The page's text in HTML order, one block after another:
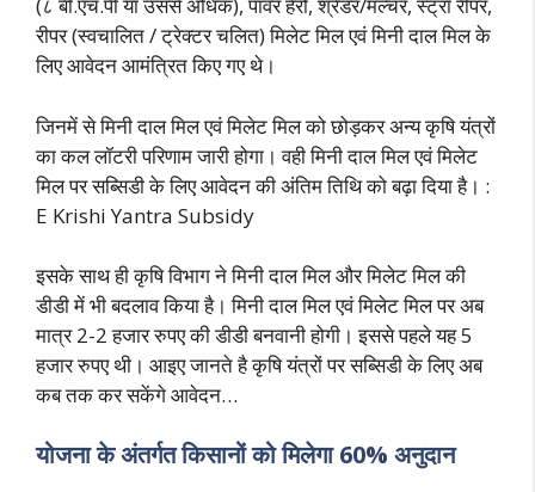
(८ बी.एच.पी या उससे अधिक), पावर हैरो, श्रेडर/मल्चर, स्ट्रॉ रीपर,
रीपर (स्वचालित / ट्रेक्टर चलित) मिलेट मिल एवं मिनी दाल मिल के
लिए आवेदन आमंत्रित किए गए थे।
जिनमें से मिनी दाल मिल एवं मिलेट मिल को छोड़कर अन्य कृषि यंत्रों
का कल लॉटरी परिणाम जारी होगा। वही मिनी दाल मिल एवं मिलेट
मिल पर सब्सिडी के लिए आवेदन की अंतिम तिथि को बढ़ा दिया है। :
E Krishi Yantra Subsidy
इसके साथ ही कृषि विभाग ने मिनी दाल मिल और मिलेट मिल की
डीडी में भी बदलाव किया है। मिनी दाल मिल एवं मिलेट मिल पर अब
मात्र 2-2 हजार रुपए की डीडी बनवानी होगी। इससे पहले यह 5
हजार रुपए थी। आइए जानते है कृषि यंत्रों पर सब्सिडी के लिए अब
कब तक कर सकेंगे आवेदन…
योजना के अंतर्गत किसानों को मिलेगा 60% अनुदान